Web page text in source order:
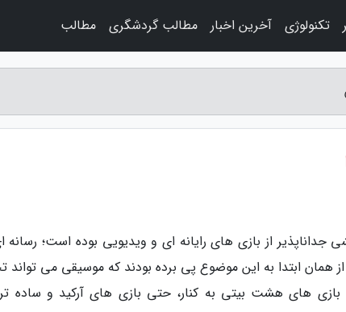
از بازی های رایانه ای و ویدیویی بوده است؛ رسانه
همان ابتدا به این موضوع پی برده بودند که موسیقی می تواند
بازی های هشت بیتی به کنار، حتی بازی های آرکید و ساده
تکنولوژی آخرین اخبار مطالب گردشگری مطالب